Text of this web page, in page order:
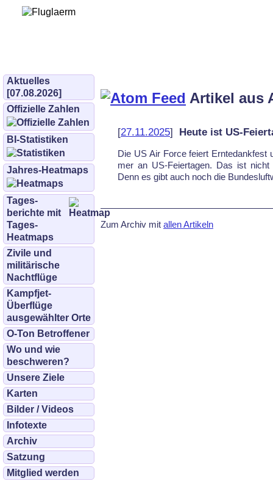
Aktuelles
[07.08.2026]
Offizielle Zahlen
BI-Statistiken
Jahres-Heatmaps
Tages­
berichte mit
Tages-
Heatmaps
Zivile und
militärische
Nachtflüge
Kampfjet-
Überflüge
ausgewählter Orte
O-Ton Betroffener
Wo und wie
beschweren?
Unsere Ziele
Karten
Bilder / Videos
Infotexte
Archiv
Satzung
Mitglied werden
Artikel aus
[27.11.2025] Heute ist US-
Die US Air For­ce fei­ert
mer an US-Fei­er­ta­gen. Das ist
Denn es gibt auch noch die
Zum Archiv mit allen Artikeln